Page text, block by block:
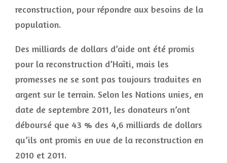
reconstruction, pour répondre aux besoins de la
population.
Des milliards de dollars d’aide ont été promis
pour la reconstruction d’Haïti, mais les
promesses ne se sont pas toujours traduites en
argent sur le terrain. Selon les Nations unies, en
date de septembre 2011, les donateurs n’ont
déboursé que 43 % des 4,6 milliards de dollars
qu’ils ont promis en vue de la reconstruction en
2010 et 2011.